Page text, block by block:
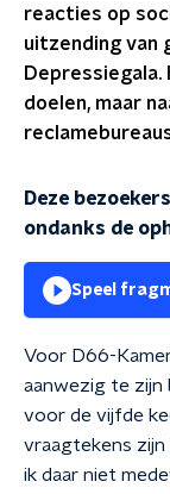
reacties op
uitzending van
doelen, maar
Deze
ondanks de
Speel
Voor D66-
aanwezig te zijn
voor de vijfde
vraagtekens zijn
ik daar niet